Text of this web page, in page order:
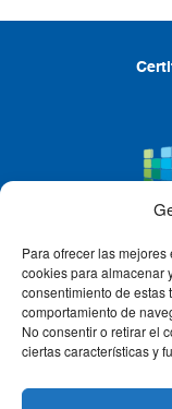
Para ofrecer las
cookies para almacenar
consentimiento de estas
comportamiento de
No consentir o retirar el
ciertas características y
CLÍNICA
QUIÉNES